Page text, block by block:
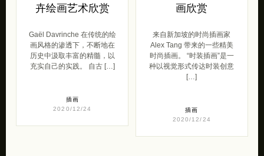
卉绘画艺术欣赏
Gaël Davrinche 在传统的绘
画风格的渗透下，不断地在
历史中汲取丰富的精髓，以
充实自己的实践。 自古 […]
插画
2020/12/24
画欣赏
来自新加坡的时尚插画家
Alex Tang 带来的一些精美
时尚插画。 “时装插画”是一
种以视觉形式传达时装创意
[…]
插画
2020/12/24